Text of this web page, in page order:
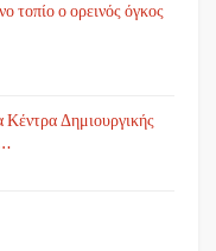
ο ορεινός όγκος
Δημιουργικής